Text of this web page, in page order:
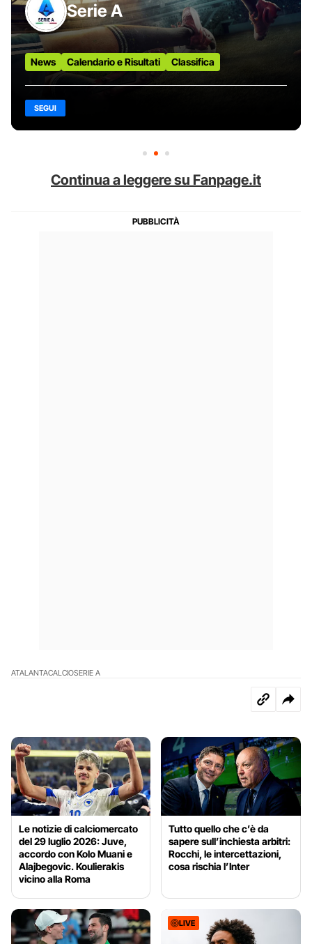
Serie A
News Calendario e Risultati Classifica
SEGUI
Continua a leggere su Fanpage.it
ATALANTACALCIOSERIE A
Le notizie di calciomercato
del 29 luglio 2026: Juve,
accordo con Kolo Muani e
Alajbegovic. Koulierakis
vicino alla Roma
Tutto quello che c’è da
sapere sull’inchiesta arbitri:
Rocchi, le intercettazioni,
cosa rischia l’Inter
LIVE